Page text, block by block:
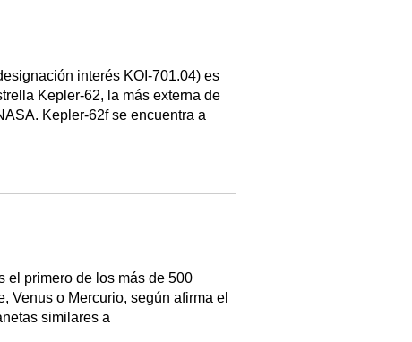
interés KOI-701.04) es
Kepler-62, la más externa de
Kepler-62f se encuentra a
el primero de los más de 500
Venus o Mercurio, según afirma el
similares a